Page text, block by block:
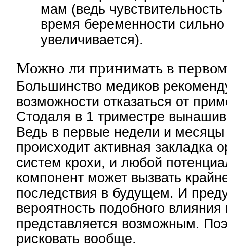
мам (ведь
время беременности сильно
увеличивается).
Можно ли принимать в
Большинство медиков
возможности отказаться от
Стодаля в 1 триместре
Ведь в первые недели и
происходит активная закладка
систем крохи, и любой
компонент может вызвать
последствия в будущем. И
вероятность подобного влияния
представляется возможным.
рисковать вообще.